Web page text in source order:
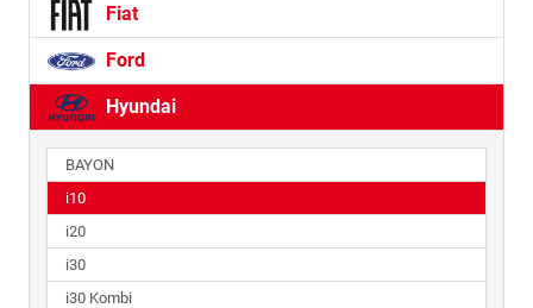
Fiat
Ford
Hyundai
BAYON
i10
i20
i30
i30 Kombi